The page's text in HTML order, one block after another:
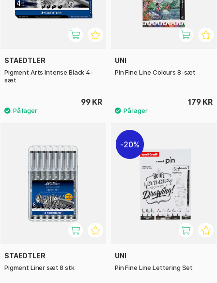
STAEDTLER
Pigment Arts Intense Black 4-
sæt
99 KR
UNI
Pin Fine Line Colours 8-sæt
179 KR
STAEDTLER
Pigment Liner sæt 8 stk
20%
UNI
Pin Fine Line Lettering Set